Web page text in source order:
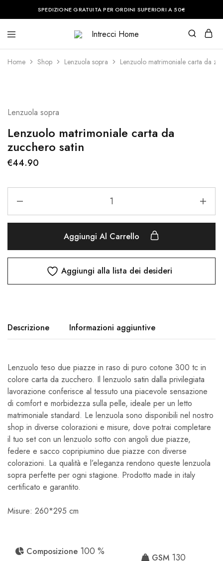
SPEDIZIONE GRATUITA PER ORDINI SUPERIORI A 50€
Intrecci
Home
è
posto
a
perfetta.
Home Shop Lenzuola sopra Lenzuolo matrimoniale carta da
Lenzuola sopra
Lenzuolo matrimoniale carta da
zucchero satin
€44.90
Aggiungi Al Carrello
Aggiungi alla lista dei desideri
Descrizione Informazioni aggiuntive
Lenzuolo teso due piazze in raso di puro cotone 300 tc in
colore carta da zucchero. Il lenzuolo satin dalla privilegiata
lavorazione conferisce al tessuto una piacevole sensazione
di comfort e morbidezza sulla pelle, ideale per un letto
matrimoniale standard. Le lenzuola sono disponibili nel nostro
shop in diverse colorazioni e misure, dove potrai completare
il tuo set con un lenzuolo sotto con angoli due piazze,
federe e sacco copripiumino due piazze con diverse
colorazioni. La qualità e l’eleganza rendono queste lenzuola
sopra perfette per ogni stagione. Prodotto made in italy
certificato e garantito.
Misure: 260*295 cm
Composizione 100 %
GSM 130